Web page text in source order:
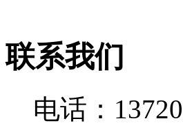
联系我们
电话：